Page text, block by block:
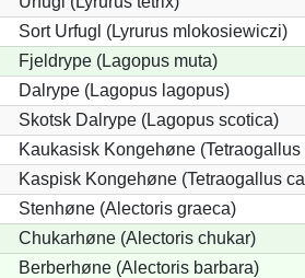
Sort Urfugl (Lyrurus mlokosiewiczi)
Fjeldrype (Lagopus muta)
Dalrype (Lagopus lagopus)
Skotsk Dalrype (Lagopus scotica)
Kaukasisk Kongehøne
Kaspisk Kongehøne (Tetraogallus
Stenhøne (Alectoris graeca)
Chukarhøne (Alectoris chukar)
Berberhøne (Alectoris barbara)